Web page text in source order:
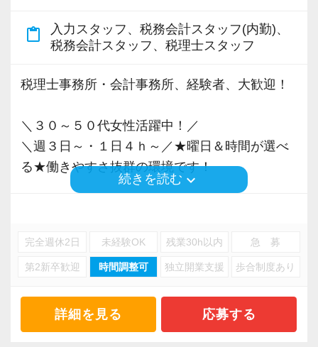
DC）】を正社員向けに導入するなど、スタッフ
の「将来の人生設計」までしっかりと支える環
パートからスタートして、長く安心して働ける
駒込駅から徒歩2分という抜群の立地にある、快
適で綺麗なオフィスです。
安定した環境で、私たちと一緒に新しい一歩を
員一同、心より楽しみにしています！
税務署、お客様に発送する書類の印刷、
封入などの発送準備、申告データの保存などの
事務作業をお願いしております。
【選べるワークスタイル】
理想のワークスタイルは人それぞれですね！
「まだまだ子育て真っ最中！週４日程度×時短
《wish会計事務所》ならどの働き方も大歓迎
あなたのライススタイルに合わせた働き方が
実現できます！
content_paste
入力スタッフ、税務会計スタッフ(内勤)、
税務会計スタッフ、税理士スタッフ
税理士事務所・会計事務所、経験者、大歓迎！
＼３０～５０代女性活躍中！／
＼週３日～・１日４ｈ～／★曜日＆時間が選べ
る★働きやすさ抜群の環境です！
ので、不動産管理会社の入力業務が主になりま
す！
たな仲間を募集します☆
続きを読む keyboard_arrow_down
完全週休2日 未経験OK 残業30h以内 急 募
第2新卒歓迎 時間調整可 独立開業支援 歩合制度あり
詳細を見る 応募する